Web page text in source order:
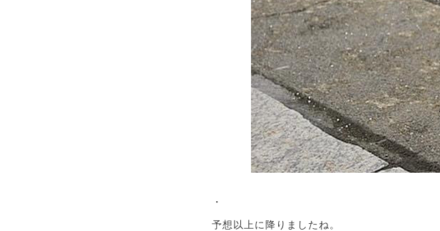
・
予想以上に降りましたね。